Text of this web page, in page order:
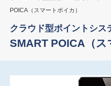
POICA（スマートポイカ）
クラウド型ポイントシス
SMART POICA（ス